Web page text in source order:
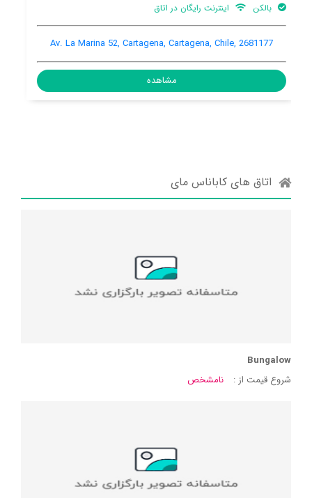
اینترنت وای فای در محیط
مشاهده
اتاق های کاباناس مای
Bungalow
شروع قیمت از :
نامشخص